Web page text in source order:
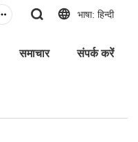
भाषा: हिन्दी
समाचार संपर्क करें